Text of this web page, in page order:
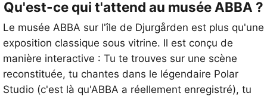
Qu'est-ce qui t'attend au musée ABBA ?
Le musée ABBA sur l'île de Djurgården est plus qu'une
exposition classique sous vitrine. Il est conçu de
manière interactive : Tu te trouves sur une scène
reconstituée, tu chantes dans le légendaire Polar
Studio (c'est là qu'ABBA a réellement enregistré), tu